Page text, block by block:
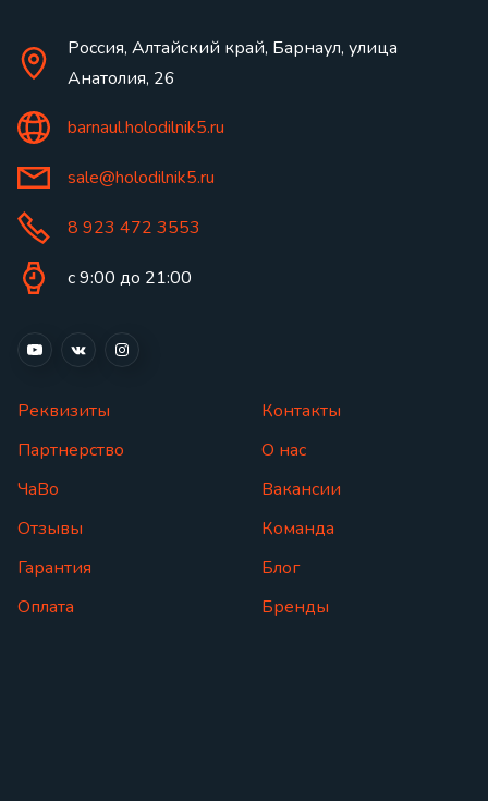
Россия, Алтайский край, Барнаул, улица
Анатолия, 26
barnaul.holodilnik5.ru
sale@holodilnik5.ru
8 923 472 3553
с 9:00 до 21:00
Реквизиты
Партнерство
ЧаВо
Отзывы
Гарантия
Оплата
Контакты
О нас
Вакансии
Команда
Блог
Бренды